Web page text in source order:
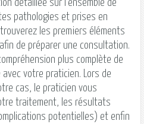
détaillée sur l’ensemble de
pathologies et prises en
les premiers éléments
de préparer une consultation.
plus complète de
votre praticien. Lors de
cas, le praticien vous
traitement, les résultats
potentielles) et enfin